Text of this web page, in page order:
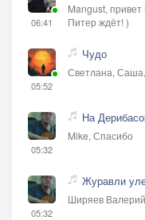
06:41
Mangust,
Питер ждёт! )
05:52
Чудо
Светлана,
05:32
На
Mike, Спасибо
05:32
Журавли
Ширяев